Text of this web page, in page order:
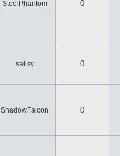
SteelPhantom 0
salisy 0
ShadowFalcon 0